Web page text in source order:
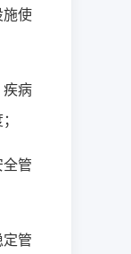
使
病
管
管